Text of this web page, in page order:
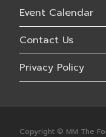
Event Calendar
Contact Us
Privacy Policy
Copyright © MM The